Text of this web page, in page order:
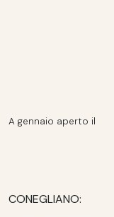
09-
14-15-
21-
28-
A gennaio aperto il
CONEGLIANO: